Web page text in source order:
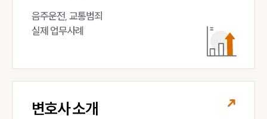
음주운전, 교통범죄
실제 업무사례
변호사 소개